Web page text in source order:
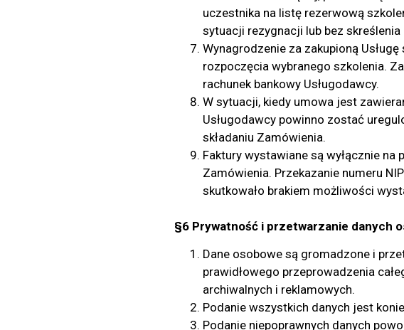
uczestnika na listę rezerwową
sytuacji rezygnacji lub bez
Wynagrodzenie za zakupioną
rozpoczęcia wybranego szkolenia.
rachunek bankowy Usługodawcy.
W sytuacji, kiedy umowa jest
Usługodawcy powinno zostać
składaniu Zamówienia.
Faktury wystawiane są wyłącznie
Zamówienia. Przekazanie numeru
skutkowało brakiem możliwości
§6 Prywatność i przetwarzanie danych
Dane osobowe są gromadzone i
prawidłowego przeprowadzenia
archiwalnych i reklamowych.
Podanie wszystkich danych jest
Podanie niepoprawnych danych